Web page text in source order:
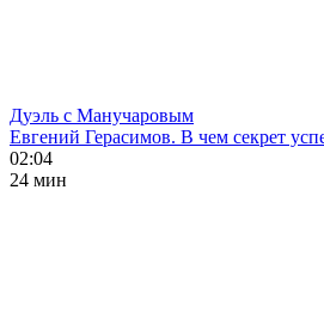
Дуэль с Манучаровым
Евгений Герасимов. В чем секрет
02:04
24 мин